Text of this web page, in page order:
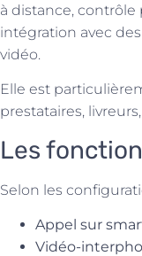
à distance,
intégration avec
vidéo.
Elle est
prestataires,
Les
Selon les
Appel sur
Vidéo-